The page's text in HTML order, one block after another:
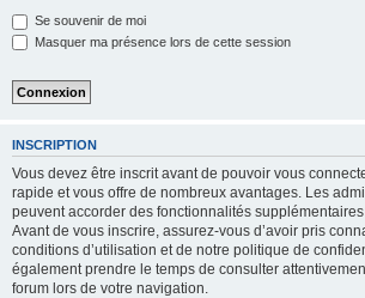
Se souvenir de moi
Masquer ma présence lors de cette session
INSCRIPTION
Vous devez être inscrit avant de pouvoir vous
rapide et vous offre de nombreux avantages. Les
peuvent accorder des fonctionnalités
Avant de vous inscrire, assurez-vous d’avoir pris
conditions d’utilisation et de notre politique de
également prendre le temps de consulter
forum lors de votre navigation.